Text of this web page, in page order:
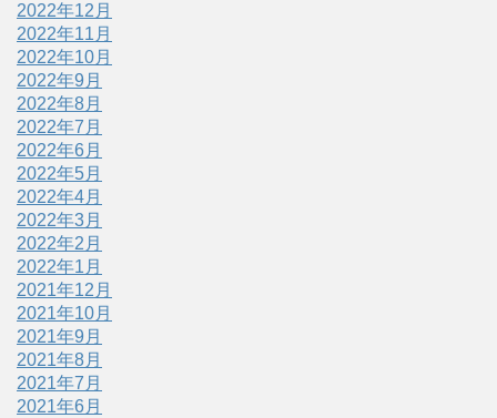
2022年12月
2022年11月
2022年10月
2022年9月
2022年8月
2022年7月
2022年6月
2022年5月
2022年4月
2022年3月
2022年2月
2022年1月
2021年12月
2021年10月
2021年9月
2021年8月
2021年7月
2021年6月